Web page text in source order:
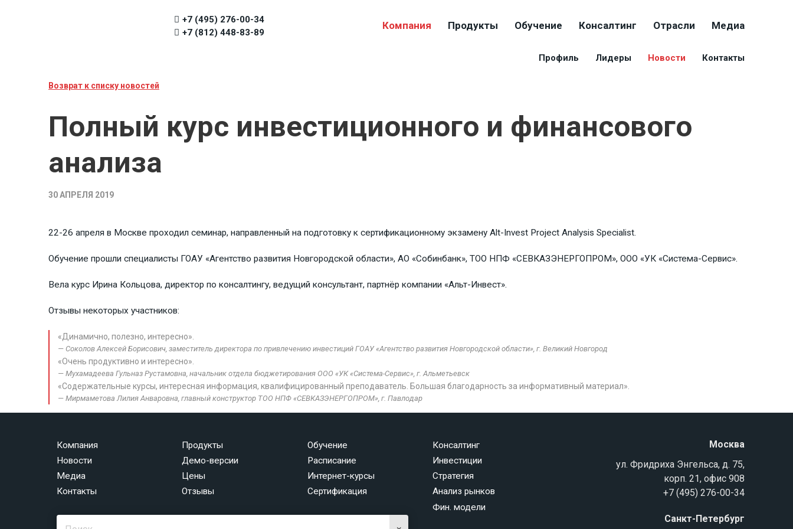
+7 (495) 276-00-34
+7 (812) 448-83-89
Компания Продукты Обучение Консалтинг Отрасли Медиа
Профиль Лидеры Новости Контакты
Возврат к списку новостей
Полный курс инвестиционного и финансового
анализа
30 АПРЕЛЯ 2019
22-26 апреля в Москве проходил семинар, направленный на подготовку к сертификационному экзамену Alt-Invest Project Analysis Specialist.
Обучение прошли специалисты ГОАУ «Агентство развития Новгородской области», АО «Собинбанк», ТОО НПФ «СЕВКАЗЭНЕРГОПРОМ», ООО «УК «Система-Сервис».
Вела курс Ирина Кольцова, директор по консалтингу, ведущий консультант, партнёр компании «Альт-Инвест».
Отзывы некоторых участников:
«Динамично, полезно, интересно».
Соколов Алексей Борисович, заместитель директора по привлечению инвестиций ГОАУ «Агентство развития Новгородской области», г. Великий Новгород
«Очень продуктивно и интересно».
Мухамадеева Гульназ Рустамовна, начальник отдела бюджетирования ООО «УК «Система-Сервис», г. Альметьевск
«Содержательные курсы, интересная информация, квалифицированный преподаватель. Большая благодарность за информативный материал».
Мирмаметова Лилия Анваровна, главный конструктор ТОО НПФ «СЕВКАЗЭНЕРГОПРОМ», г. Павлодар
Компания
Новости
Медиа
Контакты
Продукты
Демо-версии
Цены
Отзывы
Обучение
Расписание
Интернет-курсы
Сертификация
Консалтинг
Инвестиции
Стратегия
Анализ рынков
Фин. модели
Москва
ул. Фридриха Энгельса, д. 75,
корп. 21, офис 908
+7 (495) 276-00-34
Санкт-Петербург